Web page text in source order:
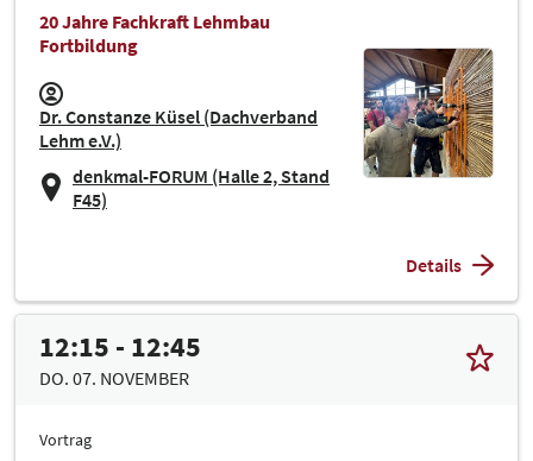
20 Jahre Fachkraft Lehmbau
Fortbildung
Dr. Constanze Küsel (Dachverband
Lehm e.V.)
denkmal-FORUM (Halle 2, Stand
F45)
Details
12:15 - 12:45
DO. 07. NOVEMBER
Vortrag